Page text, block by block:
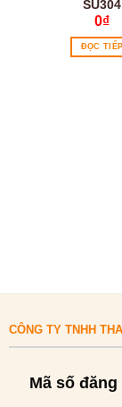
SU304
0₫
ĐỌC TIẾP
CÔNG TY TNHH
Mã số đăng